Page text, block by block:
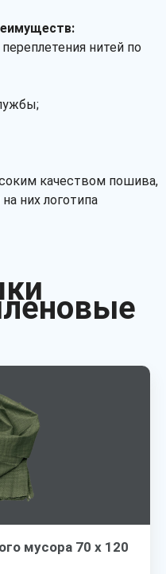
нитей по
качеством пошива,
них логотипа
мусора 70 х 120